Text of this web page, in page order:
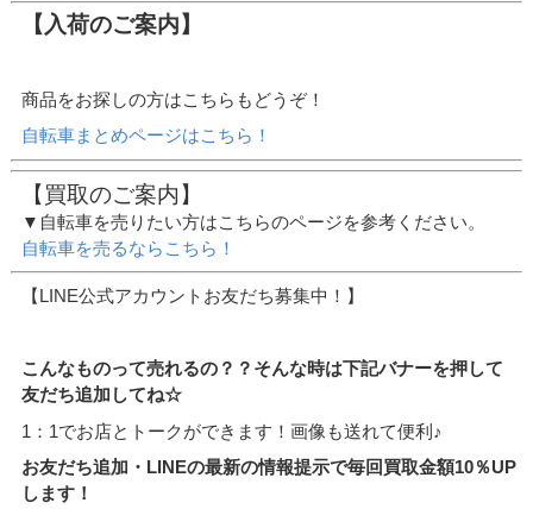
【入荷のご案内】
商品をお探しの方はこちらもどうぞ！
自転車まとめページはこちら！
【買取のご案内】
▼自転車を売りたい方はこちらのページを参考ください。
自転車を売るならこちら！
【LINE公式アカウントお友だち募集中！】
こんなものって売れるの？？そんな時は下記バナーを押して
友だち追加してね☆
1：1でお店とトークができます！画像も送れて便利♪
お友だち追加・LINEの最新の情報提示で毎回買取金額10％UP
します！